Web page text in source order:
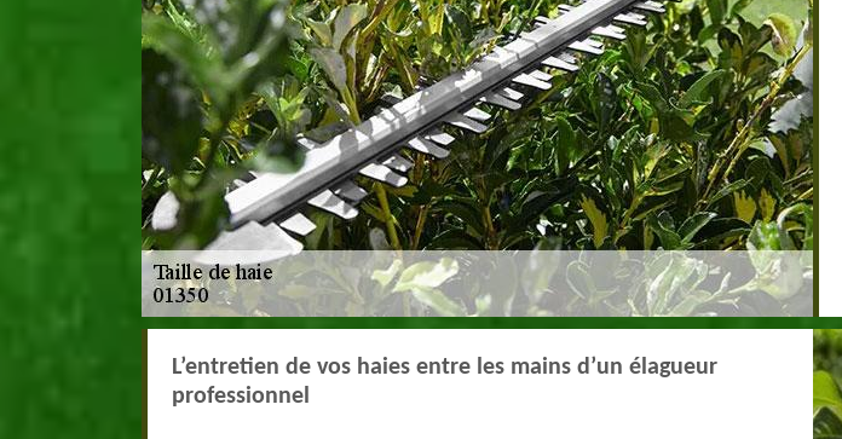
L’entretien de vos haies entre les mains d’un élagueur
professionnel